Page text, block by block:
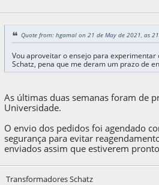
Quote from: hgamal on 21 de May de 2021, as
Vou aproveitar o ensejo para
Schatz, pena que me deram um prazo de
As últimas duas semanas foram de
Universidade.
O envio dos pedidos foi agendado
segurança para evitar
enviados assim que estiverem
Transformadores Schatz